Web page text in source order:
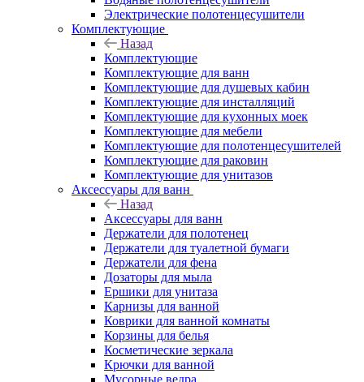
Электрические полотенцесушители
Комплектующие
Назад
Комплектующие
Комплектующие для ванн
Комплектующие для душевых кабин
Комплектующие для инсталляций
Комплектующие для кухонных моек
Комплектующие для мебели
Комплектующие для полотенцесушителей
Комплектующие для раковин
Комплектующие для унитазов
Аксессуары для ванн
Назад
Аксессуары для ванн
Держатели для полотенец
Держатели для туалетной бумаги
Держатели для фена
Дозаторы для мыла
Ершики для унитаза
Карнизы для ванной
Коврики для ванной комнаты
Корзины для белья
Косметические зеркала
Крючки для ванной
Мусорные ведра